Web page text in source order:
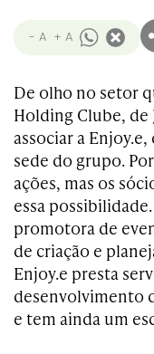
- A + A
De olho no setor
Holding Clube, de
associar a
sede do grupo.
ações, mas os
essa
promotora de
de criação e
Enjoy.e presta
desenvolvimento
e tem ainda um